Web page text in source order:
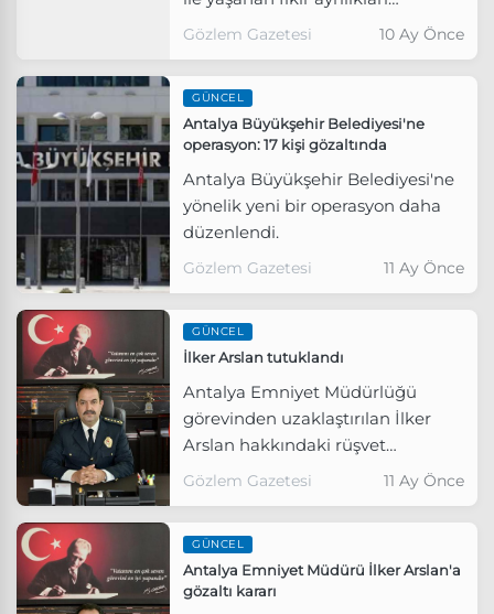
nedeniyle partisinden istifa etti
Gözlem Gazetesi 10 Ay Önce
GÜNCEL
Antalya Büyükşehir Belediyesi'ne
operasyon: 17 kişi gözaltında
Antalya Büyükşehir Belediyesi'ne
yönelik yeni bir operasyon daha
düzenlendi.
Gözlem Gazetesi 11 Ay Önce
GÜNCEL
İlker Arslan tutuklandı
Antalya Emniyet Müdürlüğü
görevinden uzaklaştırılan İlker
Arslan hakkındaki rüşvet
soruşturması kapsamında
Gözlem Gazetesi 11 Ay Önce
GÜNCEL
Antalya Emniyet Müdürü İlker Arslan'a
gözaltı kararı